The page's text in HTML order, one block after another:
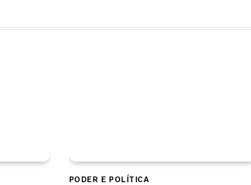
PODER E POLÍTICA